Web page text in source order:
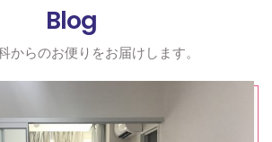
Blog
からのお便りをお届けします。